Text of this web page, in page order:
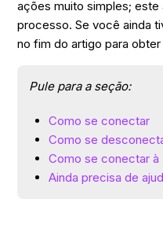
ações muito simples;
processo. Se você ainda
no fim do artigo para obter
Pule para a seção:
Como se conectar
Como se
Como se conectar
Ainda precisa de